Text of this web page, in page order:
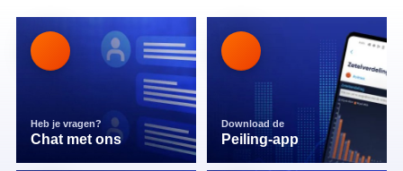
Heb je vragen?
Chat met ons
Download de
Peiling-app